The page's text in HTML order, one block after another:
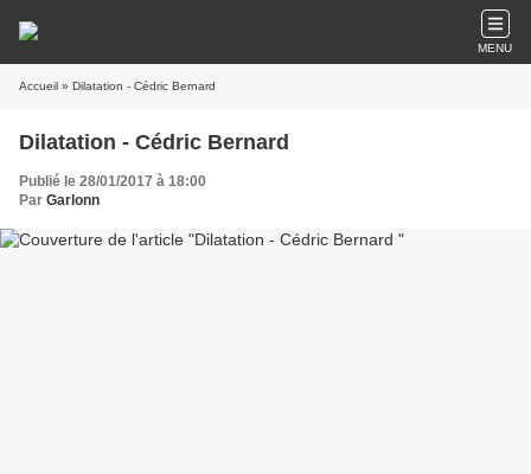
MENU
Accueil » Dilatation - Cédric Bernard
Dilatation - Cédric Bernard
Publié le 28/01/2017 à 18:00
Par Garlonn